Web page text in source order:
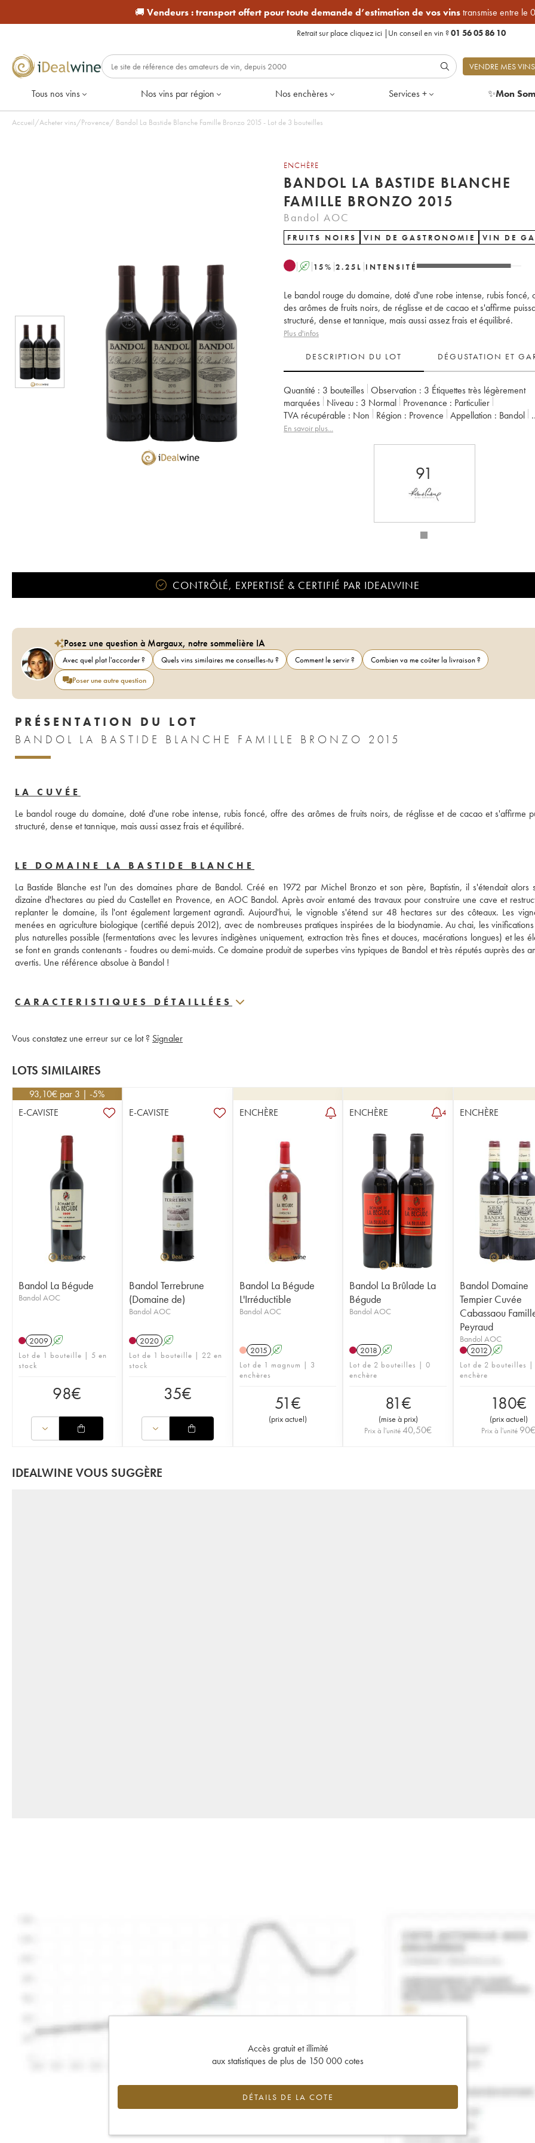
🚚 Vendeurs :transport offert pour toute demande d’estimation de vos vinstransmise entre le
Retrait sur place cliquez ici | Un conseil en vin ?01 56 05 86 10
VENDRE MES VINS
Tous nos vins Nos vins par région Nos enchères Services + ✨Mon
Accueil/Acheter vins/Provence/ Bandol La Bastide Blanche Famille Bronzo 2015 - Lot de 3 bouteilles
ENCHÈRE
BANDOL LA BASTIDE BLANCHE
FAMILLE BRONZO 2015
Bandol AOC
FRUITS NOIRS VIN DE GASTRONOMIE VIN DE
A 15% 2.25 L INTENSITÉ
Le bandol rouge du domaine, doté d'une robe intense, rubis foncé,
des arômes de fruits noirs, de réglisse et de cacao et s'affirme
structuré, dense et tannique, mais aussi assez frais et équilibré.
Plus d'infos
DESCRIPTION DU LOT DÉGUSTATION ET
Quantité : 3 bouteilles Observation : 3 Étiquettes très légèrement
marquées
Niveau : 3 Normal Provenance : particulier
TVA récupérable :
non Région : Provence Appellation :
Bandol
Propriétaire :
En savoir plus...
91
CONTRÔLÉ, EXPERTISÉ & CERTIFIÉ PAR IDEALWINE
Posez une question à Margaux, notre sommelière IA
Avec quel plat l'accorder ? Quels vins similaires me conseilles-tu ? Comment le servir ?
Combien va me coûter la livraison ?
Poser une autre question
PRÉSENTATION DU LOT
BANDOL LA BASTIDE BLANCHE FAMILLE BRONZO 2015
LA CUVÉE
Le bandol rouge du domaine, doté d'une robe intense, rubis foncé, offre des arômes de fruits noirs, de réglisse et de cacao et s'affirme
structuré, dense et tannique, mais aussi assez frais et équilibré.
LE DOMAINE LA BASTIDE BLANCHE
La Bastide Blanche est l'un des domaines phare de Bandol. Créé en 1972 par Michel Bronzo et son père, Baptistin, il s'étendait alors
dizaine d'hectares au pied du Castellet en Provence, en AOC Bandol. Après avoir entamé des travaux pour construire une cave et
replanter le domaine, ils l'ont également largement agrandi. Aujourd'hui, le vignoble s'étend sur 48 hectares sur des côteaux. Les
menées en agriculture biologique (certifié depuis 2012), avec de nombreuses pratiques inspirées de la biodynamie. Au chai, les
plus naturelles possible (fermentations avec les levures indigènes uniquement, extraction très fines et douces, macérations longues) et les
se font en grands contenants - foudres ou demi-muids. Ce domaine produit de superbes vins typiques de Bandol et très réputés auprès des
avertis. Une référence absolue à Bandol !
CARACTERISTIQUES DÉTAILLÉES
Vous constatez une erreur sur ce lot ? Signaler
LOTS SIMILAIRES
93,10€ par 3 | -5%
E-CAVISTE
Bandol La Bégude
Bandol AOC
2009 A
Lot de 1 bouteille | 5 en
stock
98€
E-CAVISTE
Bandol Terrebrune
(Domaine de)
Bandol AOC
2020 A
Lot de 1 bouteille | 22 en
stock
35€
ENCHÈRE
Bandol La Bégude
L'Irréductible
Bandol AOC
2015 A
Lot de 1 magnum | 3
enchères
51€
(prix actuel)
ENCHÈRE 4
Bandol La Brûlade La
Bégude
Bandol AOC
2018 A
Lot de 2 bouteilles | 0
enchère
81€
(mise à prix)
Prix à l'unité40,50€
ENCHÈRE
Bandol Domaine
Tempier Cuvée
Cabassaou
Peyraud
Bandol AOC
2012 A
Lot de 2 bouteilles
enchère
180€
(prix actuel)
Prix à l'unité 90
IDEALWINE VOUS SUGGÈRE
Accès gratuit et illimité
aux statistiques de plus de 150 000 cotes
DÉTAILS DE LA COTE